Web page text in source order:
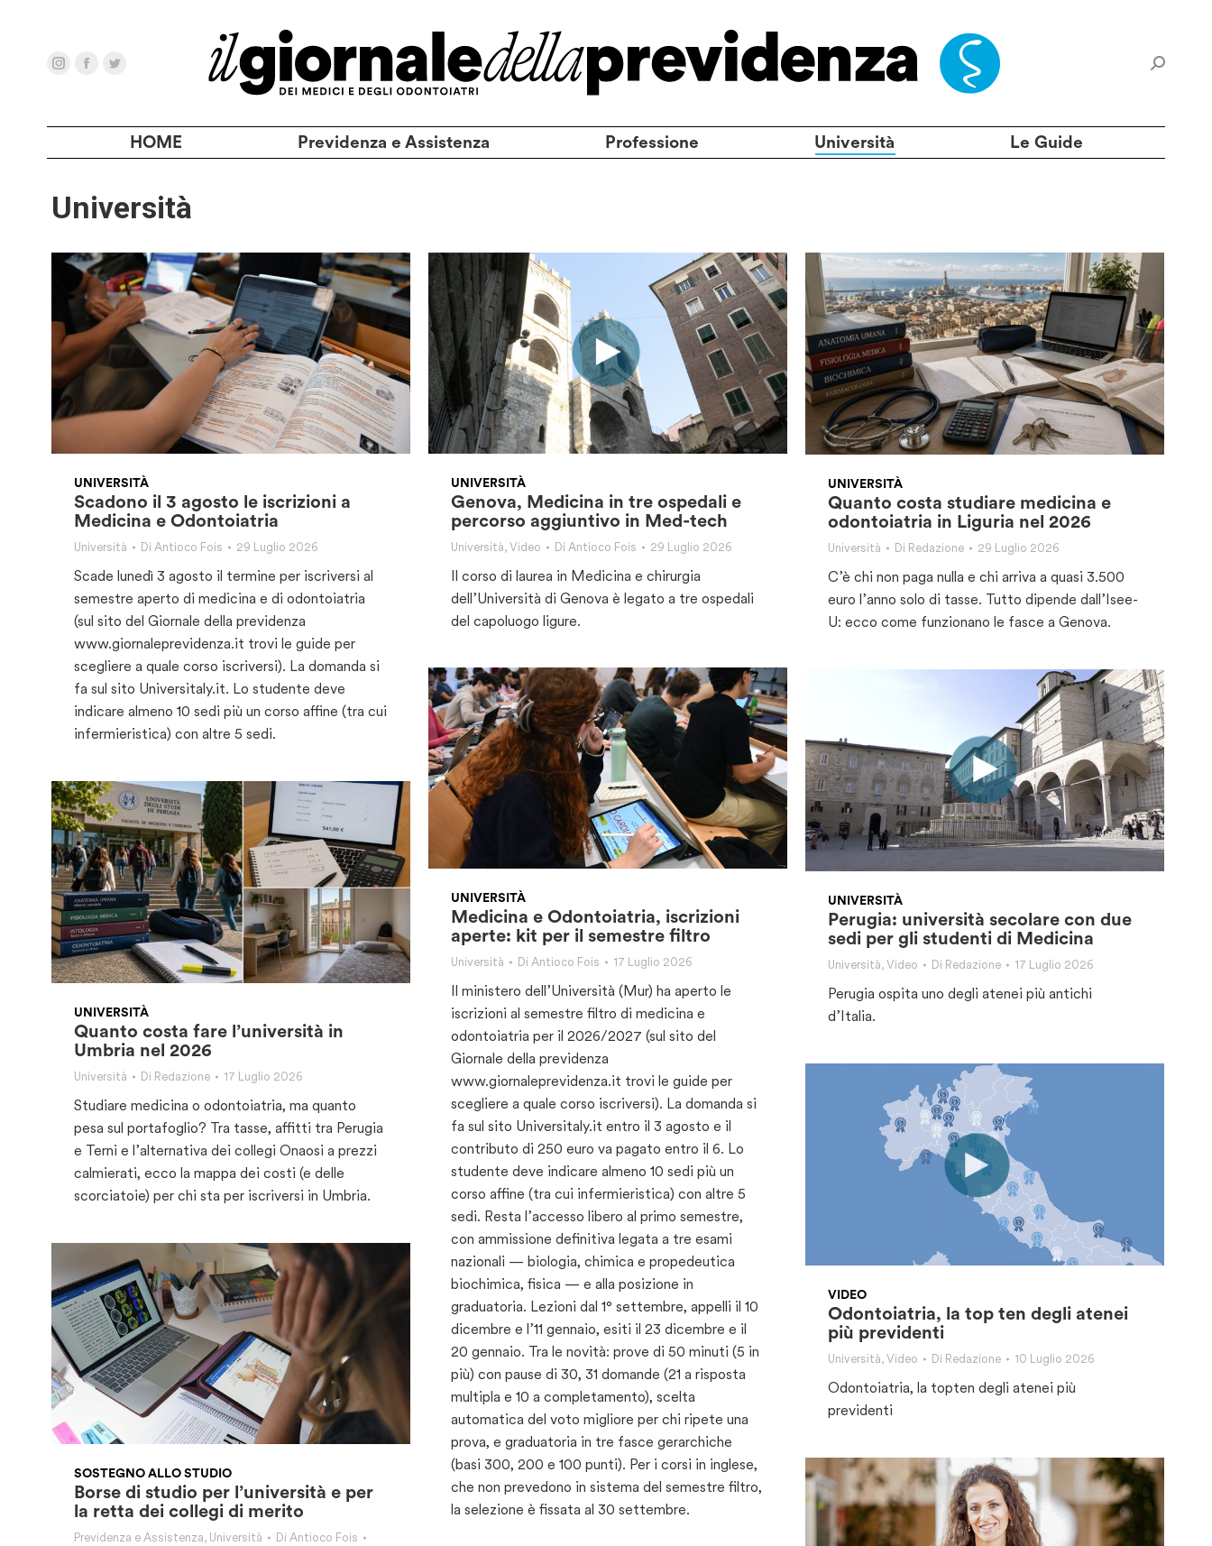
HOME Previdenza e Assistenza Professione Università Le Guide
Università
UNIVERSITÀ
Scadono il 3 agosto le iscrizioni a
Medicina e Odontoiatria
Università Di Antioco Fois 29 Luglio 2026
Scade lunedì 3 agosto il termine per iscriversi al
semestre aperto di medicina e di odontoiatria
(sul sito del Giornale della previdenza
www.giornaleprevidenza.it trovi le guide per
scegliere a quale corso iscriversi). La domanda si
fa sul sito Universitaly.it. Lo studente deve
indicare almeno 10 sedi più un corso affine (tra cui
infermieristica) con altre 5 sedi.
UNIVERSITÀ
Genova, Medicina in tre ospedali e
percorso aggiuntivo in Med-tech
Università, Video Di Antioco Fois 29 Luglio 2026
Il corso di laurea in Medicina e chirurgia
dell’Università di Genova è legato a tre ospedali
del capoluogo ligure.
UNIVERSITÀ
Quanto costa studiare medicina e
odontoiatria in Liguria nel 2026
Università Di Redazione 29 Luglio 2026
C’è chi non paga nulla e chi arriva a quasi 3.500
euro l’anno solo di tasse. Tutto dipende dall’Isee-
U: ecco come funzionano le fasce a Genova.
UNIVERSITÀ
Medicina e Odontoiatria, iscrizioni
aperte: kit per il semestre filtro
Università Di Antioco Fois 17 Luglio 2026
Il ministero dell’Università (Mur) ha aperto le
iscrizioni al semestre filtro di medicina e
odontoiatria per il 2026/2027 (sul sito del
Giornale della previdenza
www.giornaleprevidenza.it trovi le guide per
scegliere a quale corso iscriversi). La domanda si
fa sul sito Universitaly.it entro il 3 agosto e il
contributo di 250 euro va pagato entro il 6. Lo
studente deve indicare almeno 10 sedi più un
corso affine (tra cui infermieristica) con altre 5
sedi. Resta l’accesso libero al primo semestre,
con ammissione definitiva legata a tre esami
nazionali — biologia, chimica e propedeutica
biochimica, fisica — e alla posizione in
graduatoria. Lezioni dal 1° settembre, appelli il 10
dicembre e l’11 gennaio, esiti il 23 dicembre e il
20 gennaio. Tra le novità: prove di 50 minuti (5 in
più) con pause di 30, 31 domande (21 a risposta
multipla e 10 a completamento), scelta
automatica del voto migliore per chi ripete una
prova, e graduatoria in tre fasce gerarchiche
(basi 300, 200 e 100 punti). Per i corsi in inglese,
che non prevedono in sistema del semestre filtro,
la selezione è fissata al 30 settembre.
UNIVERSITÀ
Perugia: università secolare con due
sedi per gli studenti di Medicina
Università, Video Di Redazione 17 Luglio 2026
Perugia ospita uno degli atenei più antichi
d’Italia.
UNIVERSITÀ
Quanto costa fare l’università in
Umbria nel 2026
Università Di Redazione 17 Luglio 2026
Studiare medicina o odontoiatria, ma quanto
pesa sul portafoglio? Tra tasse, affitti tra Perugia
e Terni e l’alternativa dei collegi Onaosi a prezzi
calmierati, ecco la mappa dei costi (e delle
scorciatoie) per chi sta per iscriversi in Umbria.
VIDEO
Odontoiatria, la top ten degli atenei
più previdenti
Università, Video Di Redazione 10 Luglio 2026
Odontoiatria, la topten degli atenei più
previdenti
SOSTEGNO ALLO STUDIO
Borse di studio per l’università e per
la retta dei collegi di merito
Previdenza e Assistenza, Università Di Antioco Fois